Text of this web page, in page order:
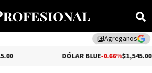
library_addAgreganos
-0.66%$1,545.00